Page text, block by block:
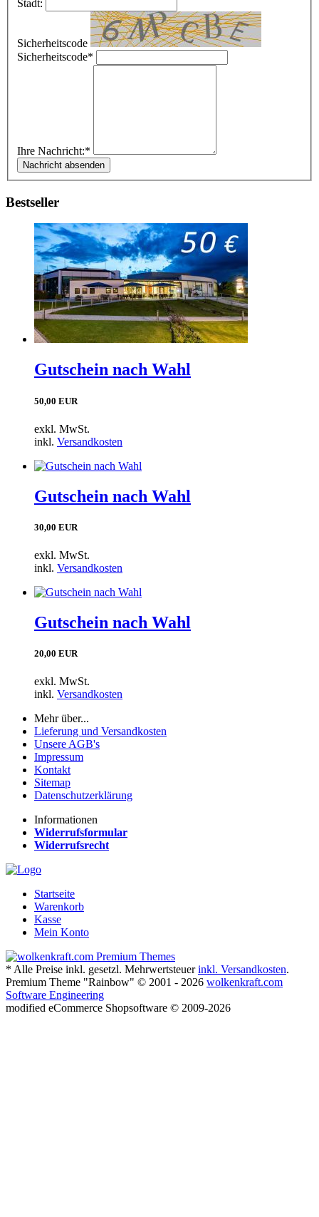
Stadt:
Sicherheitscode
Sicherheitscode*
Ihre Nachricht:*
Bestseller
Gutschein nach Wahl
50,00 EUR
exkl. MwSt.
inkl. Versandkosten
Gutschein nach Wahl
30,00 EUR
exkl. MwSt.
inkl. Versandkosten
Gutschein nach Wahl
20,00 EUR
exkl. MwSt.
inkl. Versandkosten
Mehr über...
Lieferung und Versandkosten
Unsere AGB's
Impressum
Kontakt
Sitemap
Datenschutzerklärung
Informationen
Widerrufsformular
Widerrufsrecht
Startseite
Warenkorb
Kasse
Mein Konto
* Alle Preise inkl. gesetzl. Mehrwertsteuerinkl. Versandkosten.
Premium Theme "Rainbow" © 2001 - 2026 wolkenkraft.com
Software Engineering
modified eCommerce Shopsoftware © 2009-2026